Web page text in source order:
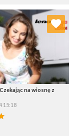
na wiosnę z
15:18
Dodaj do ulubionych
Wybierz listę: